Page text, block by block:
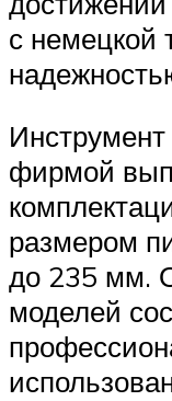
с немецкой
фирмой
размером
до 235 мм.
моделей